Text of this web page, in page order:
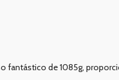
fantástico de 1085g,